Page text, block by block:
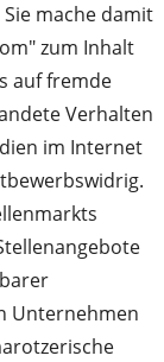
mache damit
zum Inhalt
auf fremde
Verhalten
im Internet
Unternehmen